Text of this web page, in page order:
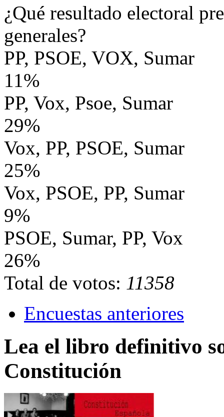
¿Qué resultado electoral
generales?
PP, PSOE, VOX, Sumar
11%
PP, Vox, Psoe, Sumar
29%
Vox, PP, PSOE, Sumar
25%
Vox, PSOE, PP, Sumar
9%
PSOE, Sumar, PP, Vox
26%
Total de votos: 11358
Encuestas anteriores
Lea el libro definitivo
Constitución